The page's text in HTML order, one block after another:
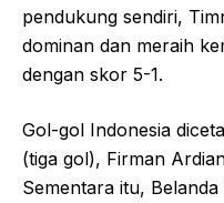
pendukung sendiri,
dominan dan meraih
dengan skor 5-1.
Gol-gol Indonesia
(tiga gol), Firman
Sementara itu,